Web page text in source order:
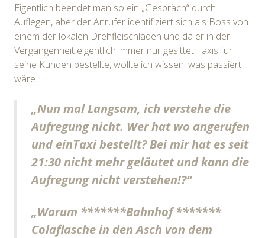
Eigentlich beendet man so ein „Gespräch“ durch
Auflegen, aber der Anrufer identifiziert sich als Boss von
einem der lokalen Drehfleischläden und da er in der
Vergangenheit eigentlich immer nur gesittet Taxis für
seine Kunden bestellte, wollte ich wissen, was passiert
wäre.
„Nun mal Langsam, ich verstehe die
Aufregung nicht. Wer hat wo angerufen
und einTaxi bestellt? Bei mir hat es seit
21:30 nicht mehr geläutet und kann die
Aufregung nicht verstehen!?“
„Warum *******Bahnhof *******
Colaflasche in den Asch von dem